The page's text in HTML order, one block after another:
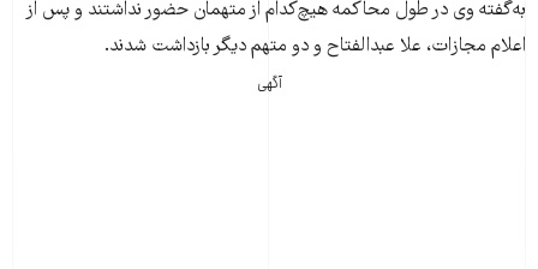
به‌گفته وی در طول محاکمه هیچ‌کدام از متهمان حضور نداشتند و پس از
اعلام مجازات، علا عبدالفتاح و دو متهم دیگر بازداشت شدند.
آگهی